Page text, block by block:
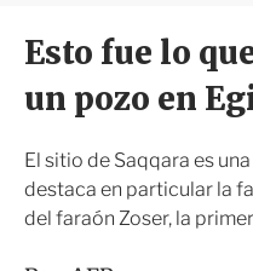
Esto fue lo
un pozo en
El sitio de Saqqara es
destaca en particular la
del faraón Zoser, la